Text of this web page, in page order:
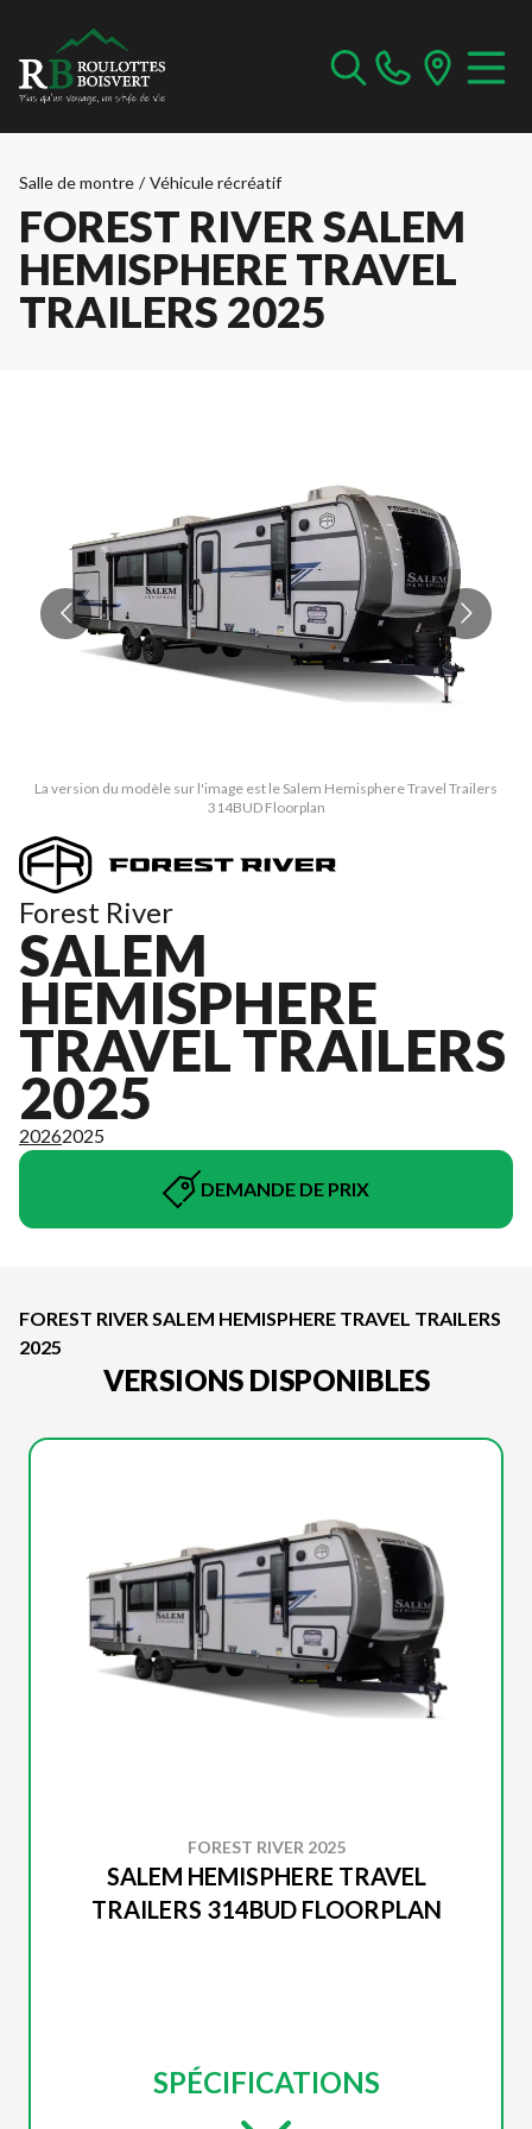
Salle de montre / Véhicule récréatif
FOREST RIVER SALEM
HEMISPHERE TRAVEL
TRAILERS 2025
La version du modèle sur l'image est le Salem Hemisphere Travel Trailers
314BUD Floorplan
Forest River
SALEM
HEMISPHERE
TRAVEL TRAILERS
2025
20262025
DEMANDE DE PRIX
FOREST RIVER SALEM HEMISPHERE TRAVEL TRAILERS
2025
VERSIONS DISPONIBLES
FOREST RIVER 2025
SALEM HEMISPHERE TRAVEL
TRAILERS 314BUD FLOORPLAN
SPÉCIFICATIONS